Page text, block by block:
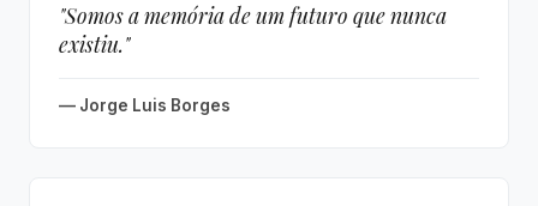
"Somos a memória de um futuro que nunca
existiu."
— Jorge Luis Borges